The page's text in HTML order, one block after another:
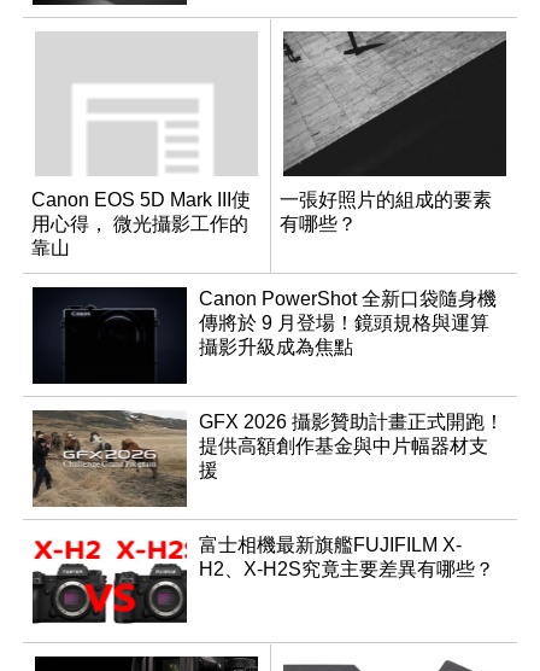
Canon EOS 5D Mark III使
用心得， 微光攝影工作的
靠山
一張好照片的組成的要素
有哪些？
Canon PowerShot 全新口袋隨身機
傳將於 9 月登場！鏡頭規格與運算
攝影升級成為焦點
GFX 2026 攝影贊助計畫正式開跑！
提供高額創作基金與中片幅器材支
援
富士相機最新旗艦FUJIFILM X-
H2、X-H2S究竟主要差異有哪些？